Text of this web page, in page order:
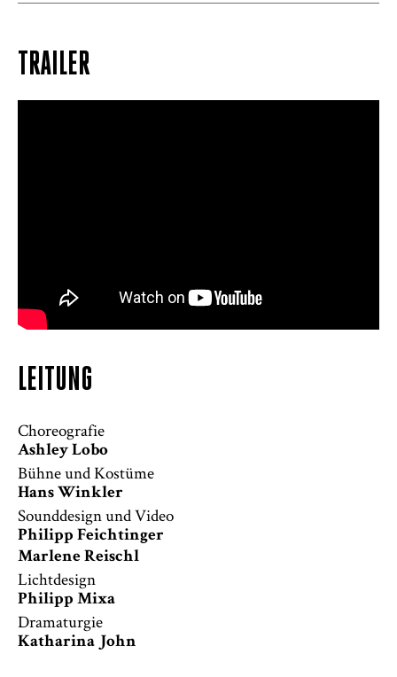
TRAILER
LEITUNG
Choreografie
Ashley Lobo
Bühne und Kostüme
Hans Winkler
Sounddesign und Video
Philipp Feichtinger
Marlene Reischl
Lichtdesign
Philipp Mixa
Dramaturgie
Katharina John